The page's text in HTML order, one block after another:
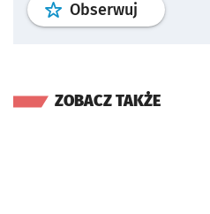
Obserwuj profil
ZOBACZ TAKŻE